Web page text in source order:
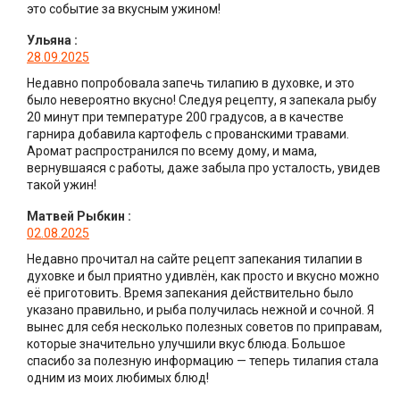
это событие за вкусным ужином!
Ульяна :
28.09.2025
Недавно попробовала запечь тилапию в духовке, и это
было невероятно вкусно! Следуя рецепту, я запекала рыбу
20 минут при температуре 200 градусов, а в качестве
гарнира добавила картофель с прованскими травами.
Аромат распространился по всему дому, и мама,
вернувшаяся с работы, даже забыла про усталость, увидев
такой ужин!
Матвей Рыбкин :
02.08.2025
Недавно прочитал на сайте рецепт запекания тилапии в
духовке и был приятно удивлён, как просто и вкусно можно
её приготовить. Время запекания действительно было
указано правильно, и рыба получилась нежной и сочной. Я
вынес для себя несколько полезных советов по приправам,
которые значительно улучшили вкус блюда. Большое
спасибо за полезную информацию — теперь тилапия стала
одним из моих любимых блюд!